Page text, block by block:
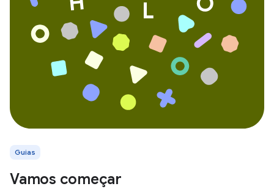
Guias
Vamos começar